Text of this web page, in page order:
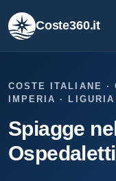
Coste360.it
COSTE ITALIANE ·
IMPERIA · LIGURIA
Spiagge
Ospedaletti